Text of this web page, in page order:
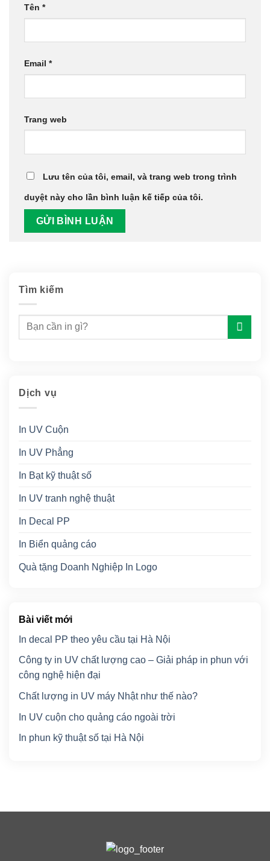
Tên *
Email *
Trang web
Lưu tên của tôi, email, và trang web trong trình
duyệt này cho lần bình luận kế tiếp của tôi.
Tìm kiếm
Dịch vụ
In UV Cuộn
In UV Phẳng
In Bạt kỹ thuật số
In UV tranh nghệ thuật
In Decal PP
In Biển quảng cáo
Quà tặng Doanh Nghiệp In Logo
Bài viết mới
In decal PP theo yêu cầu tại Hà Nội
Công ty in UV chất lượng cao – Giải pháp in phun với
công nghệ hiện đại
Chất lượng in UV máy Nhật như thế nào?
In UV cuộn cho quảng cáo ngoài trời
In phun kỹ thuật số tại Hà Nội